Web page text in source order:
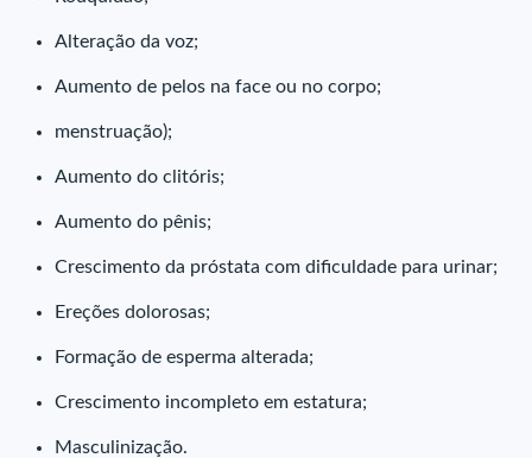
Alteração da voz;
Aumento de pelos na face ou no corpo;
menstruação);
Aumento do clitóris;
Aumento do pênis;
Crescimento da próstata com dificuldade para urinar;
Ereções dolorosas;
Formação de esperma alterada;
Crescimento incompleto em estatura;
Masculinização.